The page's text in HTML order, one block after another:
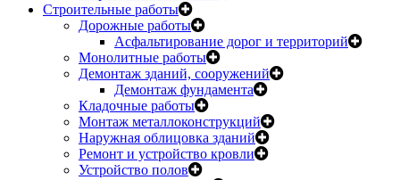
Строительные работы
Дорожные работы
Асфальтирование дорог и территорий
Монолитные работы
Демонтаж зданий, сооружений
Демонтаж фундамента
Кладочные работы
Монтаж металлоконструкций
Наружная облицовка зданий
Ремонт и устройство кровли
Устройство полов